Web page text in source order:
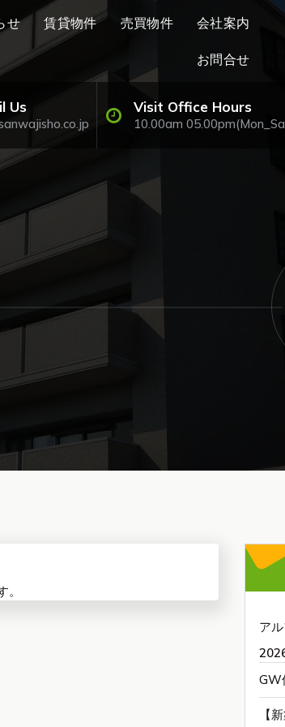
せ 賃貸物件 売買物件 会社案内
お問合せ
Us Visit Office Hours
10.00am
ア
GW
【